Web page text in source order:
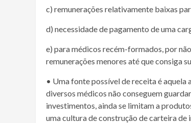
c) remunerações relativamente baixas
d) necessidade de pagamento de uma
e) para médicos recém-formados, por
remunerações menores até que consiga
• Uma fonte possível de receita é
diversos médicos não conseguem
investimentos, ainda se limitam a
uma cultura de construção de carteira